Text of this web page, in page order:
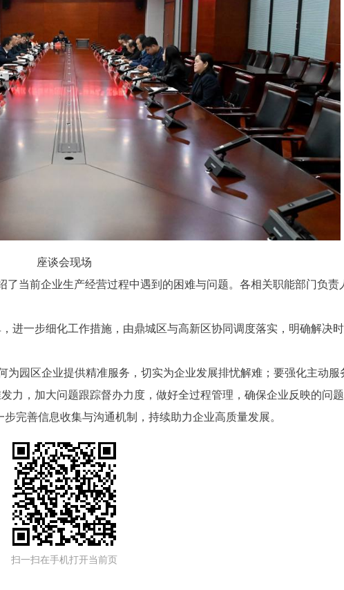
座谈会现场
当前企业生产经营过程中遇到的困难与问题。各相关职能部门负责
进一步细化工作措施，由鼎城区与高新区协同调度落实，明确解决
为园区企业提供精准服务，切实为企业发展排忧解难；要强化主动
力，加大问题跟踪督办力度，做好全过程管理，确保企业反映的问
完善信息收集与沟通机制，持续助力企业高质量发展。
扫一扫在手机打开当前页